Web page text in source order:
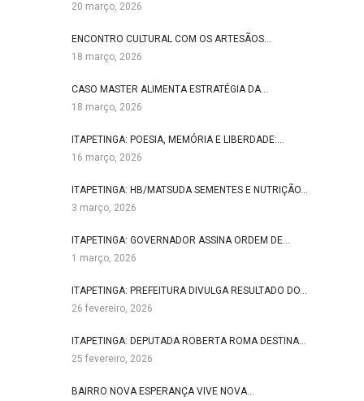
20 março, 2026
ENCONTRO CULTURAL COM OS ARTESÃOS…
18 março, 2026
CASO MASTER ALIMENTA ESTRATÉGIA DA…
18 março, 2026
ITAPETINGA: POESIA, MEMÓRIA E LIBERDADE:…
16 março, 2026
ITAPETINGA: HB/MATSUDA SEMENTES E NUTRIÇÃO…
3 março, 2026
ITAPETINGA: GOVERNADOR ASSINA ORDEM DE…
1 março, 2026
ITAPETINGA: PREFEITURA DIVULGA RESULTADO DO…
26 fevereiro, 2026
ITAPETINGA: DEPUTADA ROBERTA ROMA DESTINA…
25 fevereiro, 2026
BAIRRO NOVA ESPERANÇA VIVE NOVA…